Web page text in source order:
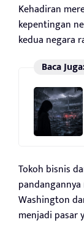
Kehadiran
kepentingan
kedua negara
Baca
Tokoh bisnis
Washington
menjadi pasar